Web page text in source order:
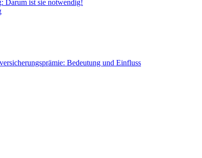
Darum ist sie notwendig!
Bedeutung und Einfluss